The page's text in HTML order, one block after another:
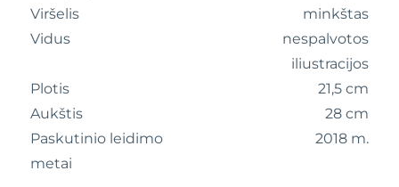
Viršelis
minkštas
Vidus
nespalvotos
iliustracijos
Plotis
21,5 cm
Aukštis
28 cm
Paskutinio leidimo
metai
2018 m.